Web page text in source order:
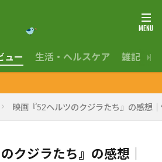
ュー 生活・ヘルスケア 雑記
映画『52ヘルツのクジラたち』の感想
クジラたち』の感想｜